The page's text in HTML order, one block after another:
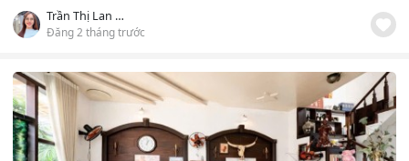
Trần Thị Lan Phương
Đăng 2 tháng trước